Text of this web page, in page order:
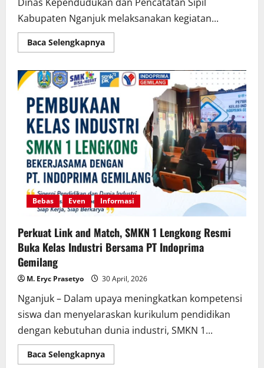
Kabupaten Nganjuk melaksanakan kegiatan...
Baca SelengkapnyaRead
more
E-
KTP
Siswa
SMKN
1
Lengkong
Bersama
Dinas
Kependudukan
dan
Pencatatan
Sipil
Kabupaten
Nganjuk
Bebas Even Informasi
Perkuat Link and Match, SMKN 1 Lengkong Resmi
Buka Kelas Industri Bersama PT Indoprima
Gemilang
M. Eryc Prasetyo 30 April, 2026
Nganjuk – Dalam upaya meningkatkan kompetensi
siswa dan menyelaraskan kurikulum pendidikan
dengan kebutuhan dunia industri, SMKN 1...
Baca SelengkapnyaRead
more